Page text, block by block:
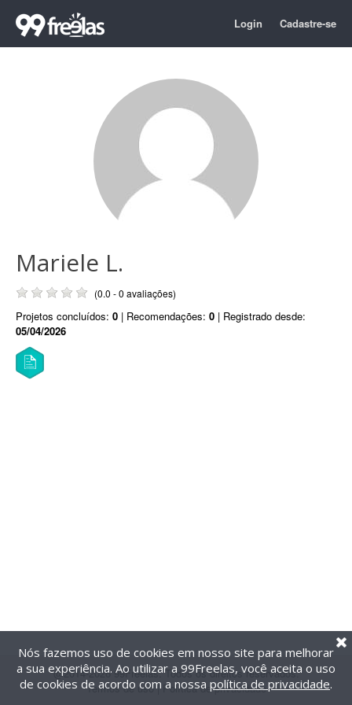
Login Cadastre-se
Mariele L.
(0.0 - 0 avaliações)
Projetos concluídos: 0 | Recomendações: 0 | Registrado desde:
05/04/2026
@2014-2026 99Freelas. Todos os direitos reservados.
Termos de uso| Política de privacidade
Nós fazemos uso de cookies em nosso site para melhorar
a sua experiência. Ao utilizar a 99Freelas, você aceita o uso
de cookies de acordo com a nossa política de privacidade.